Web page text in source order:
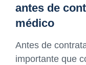
antes de
médico
Antes de
importante que